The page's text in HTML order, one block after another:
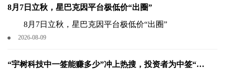
8月7日立秋，星巴克因平台极低价“出圈”
8月7日立秋，星巴克因平台极低价“出圈”
2026-08-09
“宇树科技中一签能赚多少”冲上热搜，投资者为中签“赛